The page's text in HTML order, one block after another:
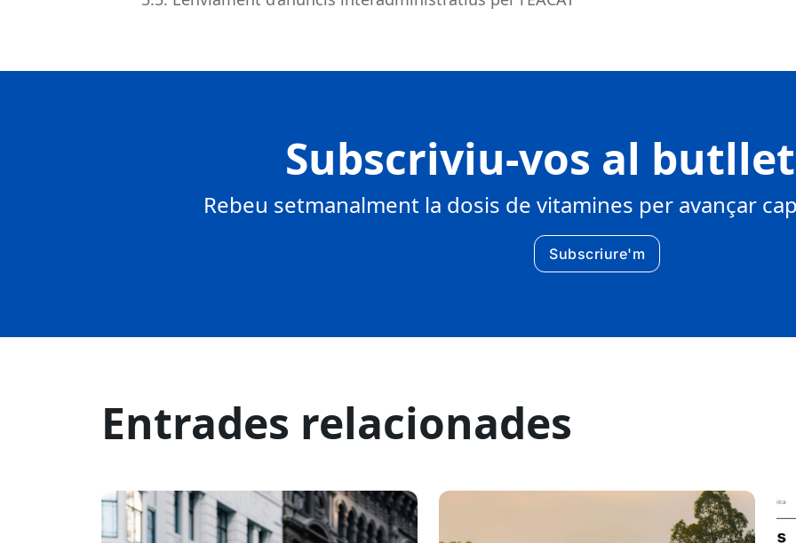
Subscriviu-vos al
Rebeu setmanalment la dosis de vitamines per avançar
Subscriure'm
Entrades relacionades